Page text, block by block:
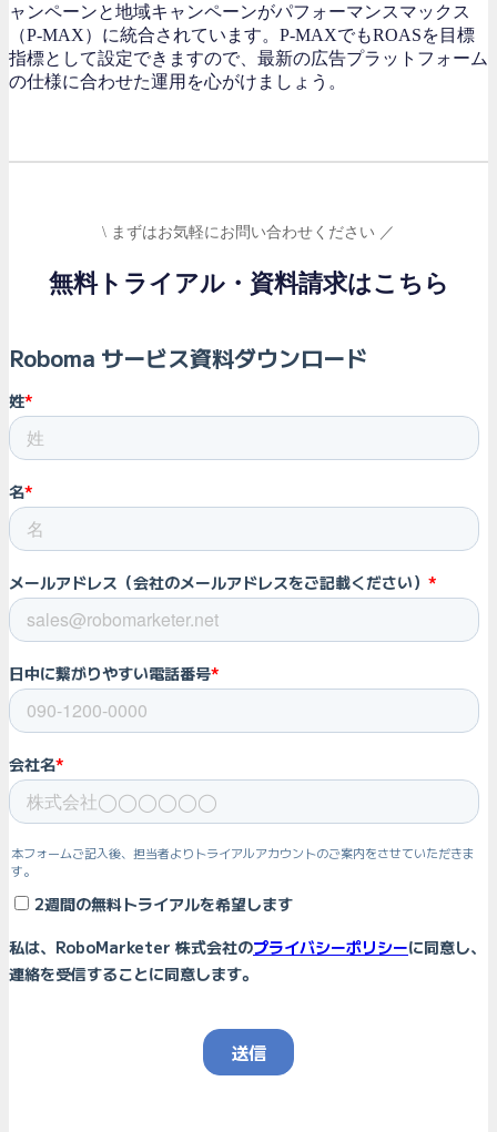
ャンペーンと地域キャンペーンがパフォーマンスマックス
（P-MAX）に統合されています。P-MAXでもROASを目標
指標として設定できますので、最新の広告プラットフォーム
の仕様に合わせた運用を心がけましょう。
\ まずはお気軽にお問い合わせください ／
無料トライアル・資料請求はこちら